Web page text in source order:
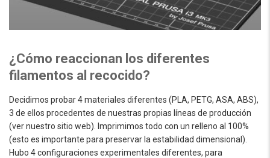
¿Cómo reaccionan los diferentes
filamentos al recocido?
Decidimos probar 4 materiales diferentes (PLA, PETG, ASA, ABS),
3 de ellos procedentes de nuestras propias líneas de producción
(ver nuestro sitio web). Imprimimos todo con un relleno al 100%
(esto es importante para preservar la estabilidad dimensional).
Hubo 4 configuraciones experimentales diferentes, para